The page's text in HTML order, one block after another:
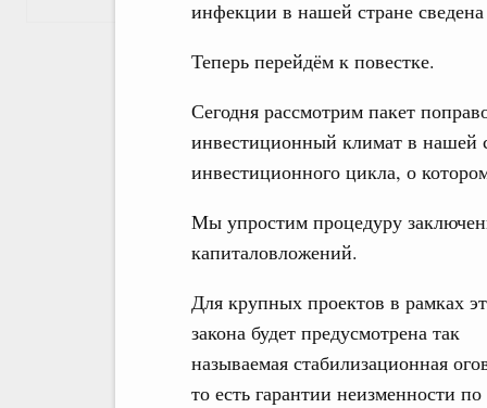
инфекции в нашей стране
Теперь перейдём к повестке.
Сегодня рассмотрим пакет
инвестиционный климат в нашей
инвестиционного цикла, о
Мы упростим процедуру
капиталовложений.
Для крупных проектов в рамках
закона будет предусмотрена так
называемая стабилизационная
то есть гарантии неизменности